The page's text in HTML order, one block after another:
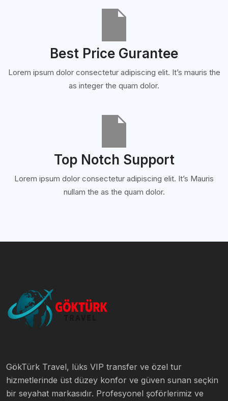
Best Price Gurantee
Lorem ipsum dolor consectetur adipiscing elit. It’s mauris the
as integer the quam dolor.
Top Notch Support
Lorem ipsum dolor consectetur adipiscing elit. It’s Mauris
nullam the as the quam dolor.
GökTürk Travel, lüks VIP transfer ve özel tur
hizmetlerinde üst düzey konfor ve güven sunan seçkin
bir seyahat markasıdır. Profesyonel şoförlerimiz ve